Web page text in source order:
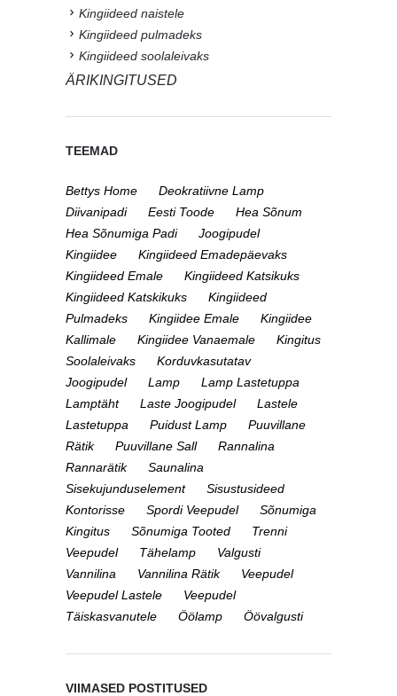
Kingiideed naistele
Kingiideed pulmadeks
Kingiideed soolaleivaks
ÄRIKINGITUSED
TEEMAD
Bettys Home
Deokratiivne Lamp
Diivanipadi
Eesti Toode
Hea Sõnum
Hea Sõnumiga Padi
Joogipudel
Kingiidee
Kingiideed Emadepäevaks
Kingiideed Emale
Kingiideed Katsikuks
Kingiideed Katskikuks
Kingiideed
Pulmadeks
Kingiidee Emale
Kingiidee
Kallimale
Kingiidee Vanaemale
Kingitus
Soolaleivaks
Korduvkasutatav
Joogipudel
Lamp
Lamp Lastetuppa
Lamptäht
Laste Joogipudel
Lastele
Lastetuppa
Puidust Lamp
Puuvillane
Rätik
Puuvillane Sall
Rannalina
Rannarätik
Saunalina
Sisekujunduselement
Sisustusideed
Kontorisse
Spordi Veepudel
Sõnumiga
Kingitus
Sõnumiga Tooted
Trenni
Veepudel
Tähelamp
Valgusti
Vannilina
Vannilina Rätik
Veepudel
Veepudel Lastele
Veepudel
Täiskasvanutele
Öölamp Öövalgusti
VIIMASED POSTITUSED